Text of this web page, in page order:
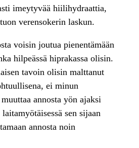
imeytyvää hiilihydraattia,
verensokerin laskun.
voisin joutua pienentämään
hilpeässä hiprakassa olisin.
tavoin olisin malttanut
ei minun
annosta yön ajaksi
sen sijaan
annosta noin